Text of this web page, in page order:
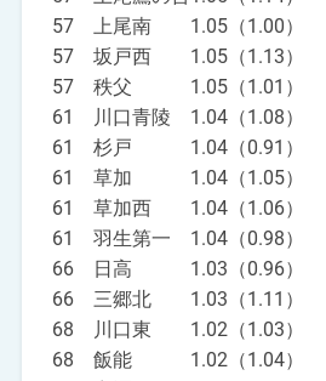
57 上尾南 1.05（1.00）
57 坂戸西 1.05（1.13）
57 秩父 1.05（1.01）
61 川口青陵 1.04（1.08）
61 杉戸 1.04（0.91）
61 草加 1.04（1.05）
61 草加西 1.04（1.06）
61 羽生第一 1.04（0.98）
66 日高 1.03（0.96）
66 三郷北 1.03（1.11）
68 川口東 1.02（1.03）
68 飯能 1.02（1.04）